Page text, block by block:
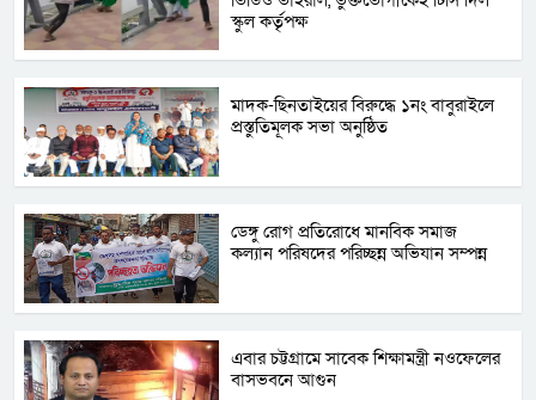
স্কুল কর্তৃপক্ষ
মাদক-ছিনতাইয়ের বিরুদ্ধে ১নং বাবুরাইলে
প্রস্তুতিমূলক সভা অনুষ্ঠিত
ডেঙ্গু রোগ প্রতিরোধে মানবিক সমাজ
কল্যান পরিষদের পরিচ্ছন্ন অভিযান সম্পন্ন
এবার চট্টগ্রামে সাবেক শিক্ষামন্ত্রী নওফেলের
বাসভবনে আগুন